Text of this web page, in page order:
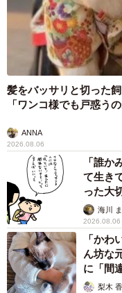
髪をバッサリと切った
「ワンコ様でも戸惑う
ANNA
2026.08.06
「誰か
て生き
った大
海川
2026.08.06
「かわ
ん坊な
に「間
梨木